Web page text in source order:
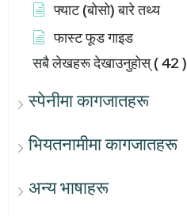
फ्याट (बोसो) बारे तथ्य
फास्ट फूड गाइड
सबै लेखहरू देखाउनुहोस्( 42 )
स्पेनीमा कागजातहरू
भियतनामीमा कागजातहरू
अन्य भाषाहरू